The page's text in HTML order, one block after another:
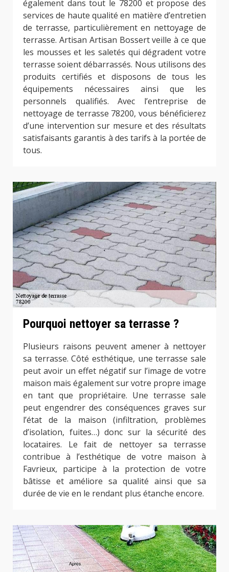
également dans tout le 78200 et propose des
services de haute qualité en matière d’entretien
de terrasse, particulièrement en nettoyage de
terrasse. Artisan Artisan Bossert veille à ce que
les mousses et les saletés qui dégradent votre
terrasse soient débarrassés. Nous utilisons des
produits certifiés et disposons de tous les
équipements nécessaires ainsi que les
personnels qualifiés. Avec l’entreprise de
nettoyage de terrasse 78200, vous bénéficierez
d’une intervention sur mesure et des résultats
satisfaisants garantis à des tarifs à la portée de
tous.
Pourquoi nettoyer sa terrasse ?
Plusieurs raisons peuvent amener à nettoyer
sa terrasse. Côté esthétique, une terrasse sale
peut avoir un effet négatif sur l’image de votre
maison mais également sur votre propre image
en tant que propriétaire. Une terrasse sale
peut engendrer des conséquences graves sur
l’état de la maison (infiltration, problèmes
d’isolation, fuites…) donc sur la sécurité des
locataires. Le fait de nettoyer sa terrasse
contribue à l’esthétique de votre maison à
Favrieux, participe à la protection de votre
bâtisse et améliore sa qualité ainsi que sa
durée de vie en le rendant plus étanche encore.